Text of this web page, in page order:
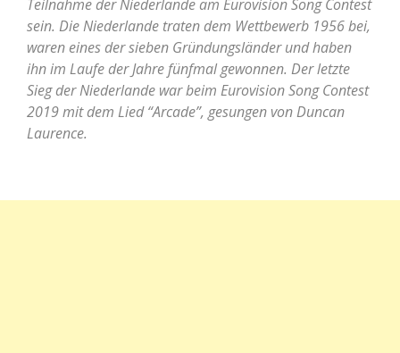
Teilnahme der Niederlande am Eurovision Song Contest
sein. Die Niederlande traten dem Wettbewerb 1956 bei,
waren eines der sieben Gründungsländer und haben
ihn im Laufe der Jahre fünfmal gewonnen. Der letzte
Sieg der Niederlande war beim Eurovision Song Contest
2019 mit dem Lied “Arcade”, gesungen von Duncan
Laurence.